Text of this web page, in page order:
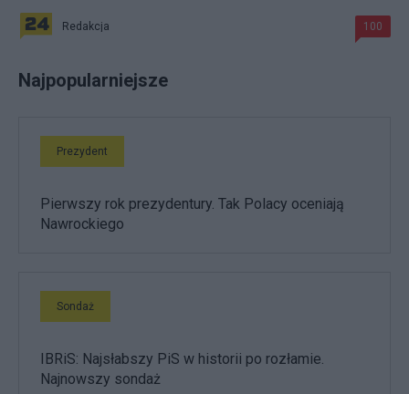
Redakcja 100
Najpopularniejsze
Prezydent
Pierwszy rok prezydentury. Tak Polacy oceniają
Nawrockiego
Sondaż
IBRiS: Najsłabszy PiS w historii po rozłamie.
Najnowszy sondaż